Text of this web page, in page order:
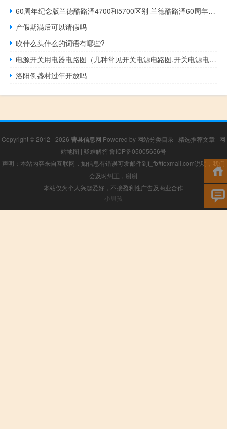
60周年纪念版兰德酷路泽4700和5700区别 兰德酷路泽60周年纪念版
产假期满后可以请假吗
吹什么头什么的词语有哪些?
电源开关用电器电路图（几种常见开关电源电路图,开关电源电路图及原理）
洛阳倒盏村过年开放吗
Copyright © 2012 - 2026 曹县信息网 Powered by 网站分类目录 | 精选推荐文章 | 网
站地图 | 疑难解答 鲁ICP备05005656号
声明：本站内容来自互联网，如信息有错误可发邮件到f_fb#foxmail.com说明，我们
会及时纠正，谢谢
本站仅为个人兴趣爱好，不接盈利性广告及商业合作
小男孩